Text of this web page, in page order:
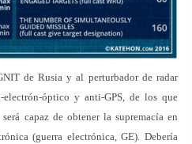
de Rusia y al perturbador de radar
óptico y anti-GPS, de los que
capaz de obtener la supremacía en
(guerra electrónica, GE). Debería